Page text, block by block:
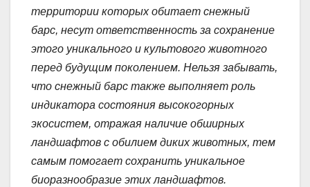
территории которых обитает снежный
барс, несут ответственность за сохранение
этого уникального и культового животного
перед будущим поколением. Нельзя забывать,
что снежный барс также выполняет роль
индикатора состояния высокогорных
экосистем, отражая наличие обширных
ландшафтов с обилием диких животных, тем
самым помогает сохранить уникальное
биоразнообразие этих ландшафтов.